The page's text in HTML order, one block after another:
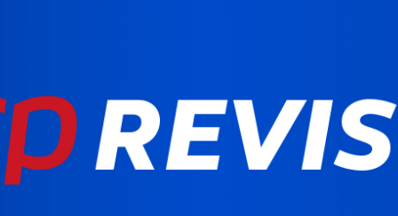
e novidades
membros
Join ACP Golfe
Rejoignez L'ACP Golfe